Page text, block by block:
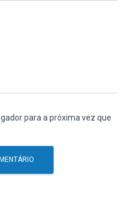
para a próxima vez que